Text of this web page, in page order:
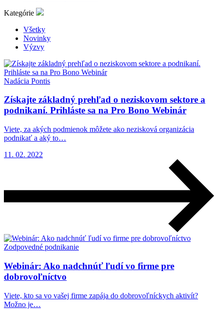
Kategórie
Všetky
Novinky
Výzvy
Nadácia Pontis
Získajte základný prehľad o neziskovom sektore a
podnikaní. Prihláste sa na Pro Bono Webinár
Viete, za akých podmienok môžete ako nezisková organizácia
podnikať a aký to…
11. 02. 2022
Zodpovedné podnikanie
Webinár: Ako nadchnúť ľudí vo firme pre
dobrovoľníctvo
Viete, kto sa vo vašej firme zapája do dobrovoľníckych aktivít?
Možno je…